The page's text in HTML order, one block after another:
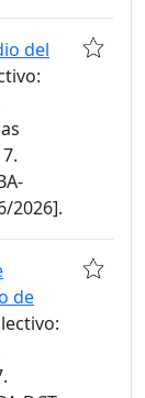
del
2026].
de